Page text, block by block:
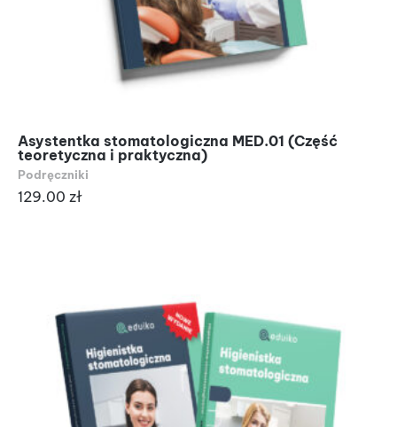
Asystentka stomatologiczna MED.01 (Część
teoretyczna i praktyczna)
Podręczniki
129.00 zł